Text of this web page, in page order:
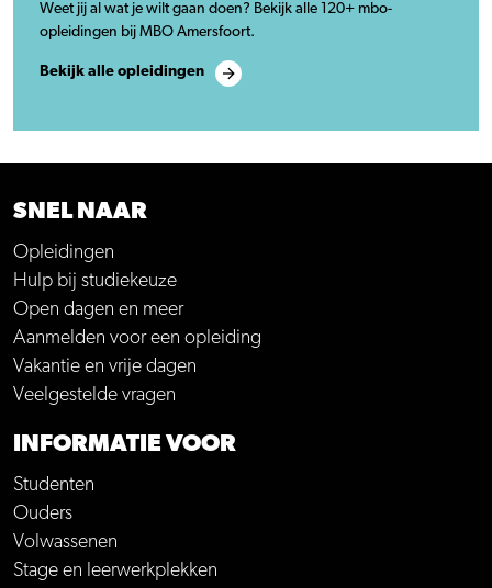
Weet jij al wat je wilt gaan doen? Bekijk alle 120+ mbo-
opleidingen bij MBO Amersfoort.
Bekijk alle opleidingen
SNEL NAAR
Opleidingen
Hulp bij studiekeuze
Open dagen en meer
Aanmelden voor een opleiding
Vakantie en vrije dagen
Veelgestelde vragen
INFORMATIE VOOR
Studenten
Ouders
Volwassenen
Stage en leerwerkplekken